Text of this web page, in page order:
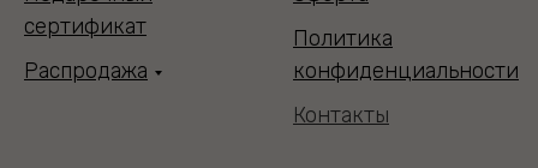
сертификат
Распродажа
Политика
конфиденциальности
Контакты